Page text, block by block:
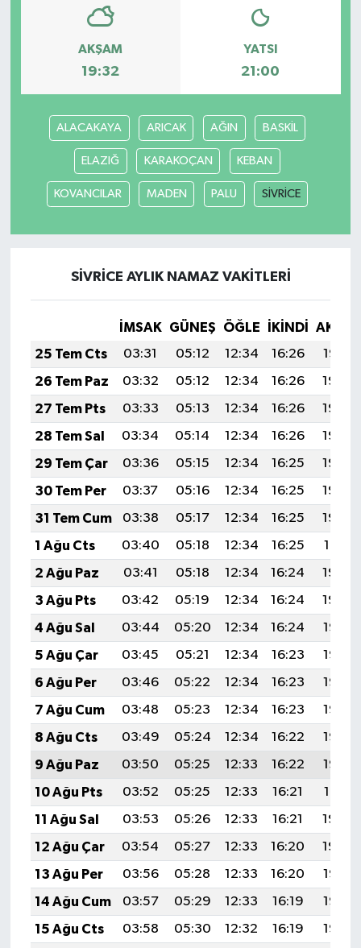
AKŞAM
19:32
YATSI
21:00
ALACAKAYA ARICAK AĞIN BASKİL
ELAZIĞ KARAKOÇAN KEBAN
KOVANCILAR MADEN PALU SİVRİCE
SİVRİCE AYLIK NAMAZ VAKITLERI
İMSAK GÜNEŞ ÖĞLE İKINDI
25 Tem Cts
03:31 05:12 12:34 16:26
19:47
26 Tem Paz
03:32 05:12 12:34 16:26
19:46
27 Tem Pts
03:33 05:13 12:34 16:26
19:45
28 Tem Sal
03:34 05:14 12:34 16:26
19:45
29 Tem Çar
03:36 05:15 12:34 16:25
19:44
30 Tem Per
03:37 05:16 12:34 16:25
19:43
31 Tem Cum
03:38 05:17 12:34 16:25
19:42
1 Ağu Cts
03:40 05:18 12:34 16:25
19:41
2 Ağu Paz
03:41 05:18 12:34 16:24
19:40
3 Ağu Pts
03:42 05:19 12:34 16:24
19:39
4 Ağu Sal
03:44 05:20 12:34 16:24
19:38
5 Ağu Çar
03:45 05:21 12:34 16:23
19:37
6 Ağu Per
03:46 05:22 12:34 16:23
19:36
7 Ağu Cum
03:48 05:23 12:34 16:23
19:35
8 Ağu Cts
03:49 05:24 12:34 16:22
19:33
9 Ağu Paz
03:50 05:25 12:33 16:22
19:32
10 Ağu Pts
03:52 05:25 12:33 16:21
19:31
11 Ağu Sal
03:53 05:26 12:33 16:21
19:30
12 Ağu Çar
03:54 05:27 12:33 16:20
19:29
13 Ağu Per
03:56 05:28 12:33 16:20
19:27
14 Ağu Cum
03:57 05:29 12:33 16:19
19:26
15 Ağu Cts
03:58 05:30 12:32 16:19
19:25